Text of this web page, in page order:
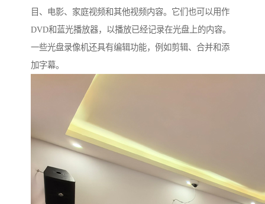
目、电影、家庭视频和其他视频内容。它们也可以用作
DVD和蓝光播放器，以播放已经记录在光盘上的内容。
一些光盘录像机还具有编辑功能，例如剪辑、合并和添
加字幕。